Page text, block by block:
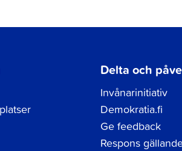
Delta och
Invånarinitiativ
Demokratia.fi
Ge feedback
Respons